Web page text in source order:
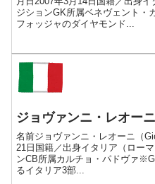
ジションGK所属ベネヴェント・
フォッジャのダイヤモンド...
ジョヴァンニ・レオーニ
名前ジョヴァンニ・レオーニ（
21日国籍／出身イタリア（ロー
ンCB所属カルチョ・パドヴァ
るイタリア3部...